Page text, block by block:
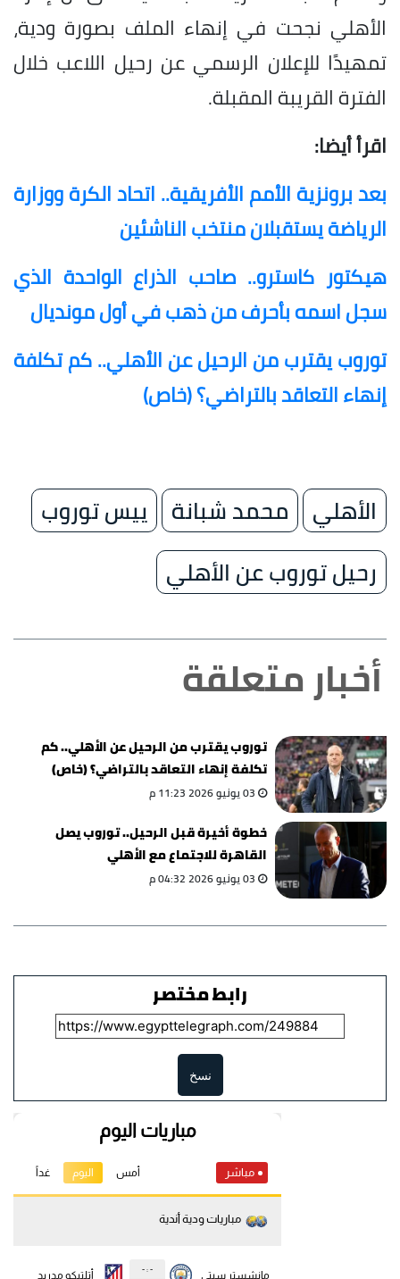
الأهلي نجحت في إنهاء الملف بصورة ودية،
تمهيدًا للإعلان الرسمي عن رحيل اللاعب خلال
الفترة القريبة المقبلة.
اقرأ أيضا:
بعد برونزية الأمم الأفريقية.. اتحاد الكرة ووزارة
الرياضة يستقبلان منتخب الناشئين
هيكتور كاسترو.. صاحب الذراع الواحدة الذي
سجل اسمه بأحرف من ذهب في أول مونديال
توروب يقترب من الرحيل عن الأهلي.. كم تكلفة
إنهاء التعاقد بالتراضي؟ (خاص)
الأهلي محمد شبانة ييس توروب
رحيل توروب عن الأهلي
أخبار متعلقة
توروب يقترب من الرحيل عن الأهلي.. كم
تكلفة إنهاء التعاقد بالتراضي؟ (خاص)
03 يونيو 2026 11:23 م
خطوة أخيرة قبل الرحيل.. توروب يصل
القاهرة للاجتماع مع الأهلي
03 يونيو 2026 04:32 م
رابط مختصر
نسخ